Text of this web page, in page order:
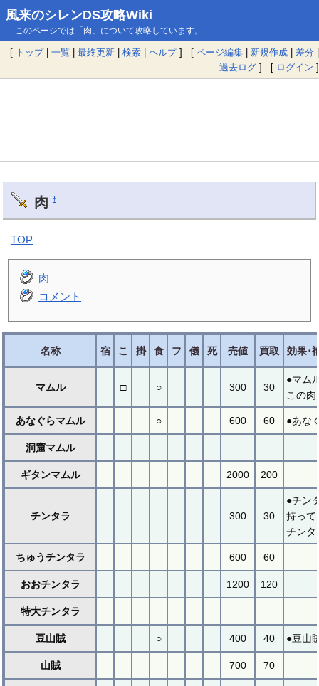
風来のシレンDS攻略Wiki
このページでは「肉」について攻略しています。
[ トップ| 一覧 | 最終更新 | 検索 | ヘルプ] [ ページ編集 | 新規作成 | 差分 |
過去ログ ] [ ログイン ]
肉 †
TOP
肉
コメント
名称 宿 こ 掛 食 フ 儀 死 売値 買取 効果･
マムル □ ○ 300 30
●マム
この
あなぐらマムル ○ 600 60 ●あな
洞窟マムル
ギタンマムル 2000 200
チンタラ 300 30
●チン
持って
チンタ
ちゅうチンタラ 600 60
おおチンタラ 1200 120
特大チンタラ
豆山賊 ○ 400 40 ●豆山
山賊 700 70